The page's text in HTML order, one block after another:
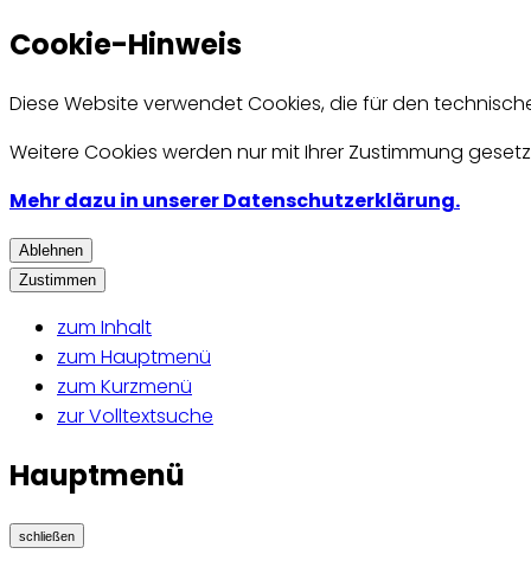
Cookie-Hinweis
Diese Website verwendet Cookies, die für den
Weitere Cookies werden nur mit Ihrer Zustimmung
Mehr dazu in unserer Datenschutzerklärung.
Ablehnen
Zustimmen
zum Inhalt
zum Hauptmenü
zum Kurzmenü
zur Volltextsuche
Hauptmenü
schließen